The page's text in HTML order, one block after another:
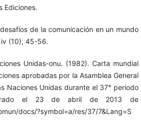
Ediciones.
de la comunicación en un mundo
(10), 45-56.
Unidas-onu. (1982). Carta mundial
aprobadas por la Asamblea General
Naciones Unidas durante el 37° periodo
el 23 de abril de 2013 de
docs/?symbol=a/res/37/7&Lang=S